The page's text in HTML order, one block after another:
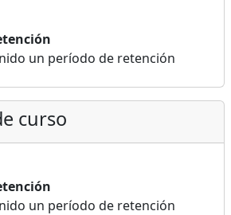
un período de retención
curso
un período de retención